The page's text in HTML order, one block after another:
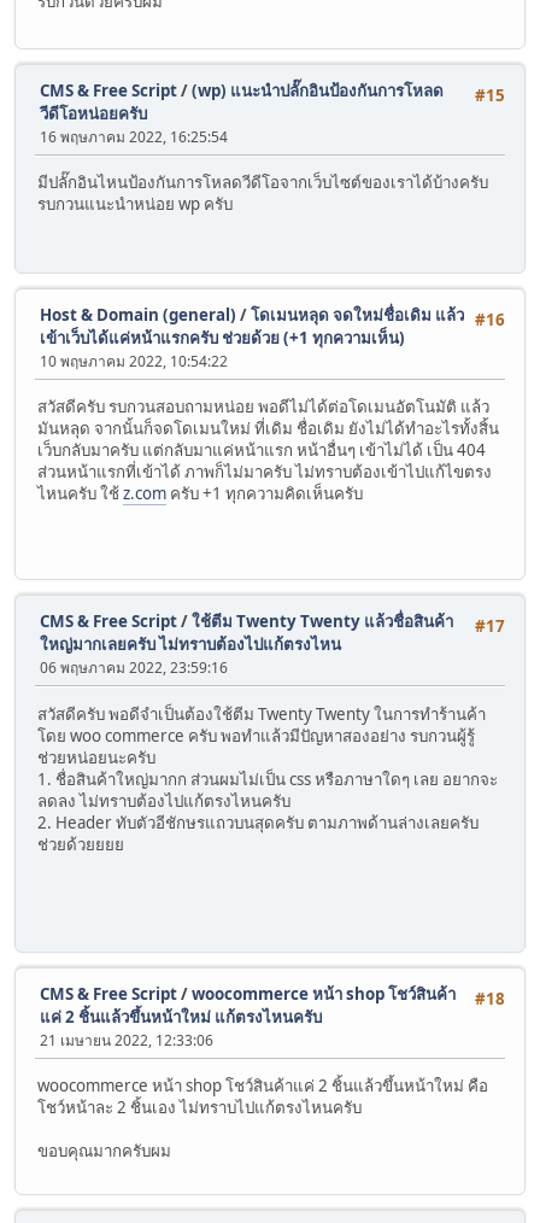
#15
CMS & Free Script/(wp) แนะนำปลั๊กอินป้องกันการโหลด
วีดีโอหน่อยครับ
16 พฤษภาคม 2022, 16:25:54
มีปลั๊กอินไหนป้องกันการโหลดวีดีโอจากเว็บไซต์ของเราได้บ้างครับ
รบกวนแนะนำหน่อย wp ครับ
#16
Host & Domain (general) /โดเมนหลุด จดใหม่ชื่อเดิม แล้ว
เข้าเว็บได้แค่หน้าแรกครับ ช่วยด้วย (+1 ทุกความเห็น)
10 พฤษภาคม 2022, 10:54:22
สวัสดีครับ รบกวนสอบถามหน่อย พอดีไม่ได้ต่อโดเมนอัตโนมัติ แล้ว
มันหลุด จากนั้นก็จดโดเมนใหม่ ที่เดิม ชื่อเดิม ยังไม่ได้ทำอะไรทั้งสิ้น
เว็บกลับมาครับ แต่กลับมาแค่หน้าแรก หน้าอื่นๆ เข้าไม่ได้ เป็น 404
ส่วนหน้าแรกที่เข้าได้ ภาพก็ไม่มาครับ ไม่ทราบต้องเข้าไปแก้ไขตรง
ไหนครับ ใช้z.com ครับ +1 ทุกความคิดเห็นครับ
#17
CMS & Free Script/ใช้ตีม Twenty Twenty แล้วชื่อสินค้า
ใหญ่มากเลยครับ ไม่ทราบต้องไปแก้ตรงไหน
06 พฤษภาคม 2022, 23:59:16
สวัสดีครับ พอดีจำเป็นต้องใช้ตีม Twenty Twenty ในการทำร้านค้า
โดย woo commerce ครับ พอทำแล้วมีปัญหาสองอย่าง รบกวนผู้รู้
ช่วยหน่อยนะครับ
1. ชื่อสินค้าใหญ่มากก ส่วนผมไม่เป็น css หรือภาษาใดๆ เลย อยากจะ
ลดลง ไม่ทราบต้องไปแก้ตรงไหนครับ
2. Header ทับตัวอีชักษรแถวบนสุดครับ ตามภาพด้านล่างเลยครับ
ช่วยด้วยยยย
#18
CMS & Free Script/woocommerce หน้า shop โชว์สินค้า
แค่ 2 ชิ้นแล้วขึ้นหน้าใหม่ แก้ตรงไหนครับ
21 เมษายน 2022, 12:33:06
woocommerce หน้า shop โชว์สินค้าแค่ 2 ชิ้นแล้วขึ้นหน้าใหม่ คือ
โชว์หน้าละ 2 ชิ้นเอง ไม่ทราบไปแก้ตรงไหนครับ
ขอบคุณมากครับผม